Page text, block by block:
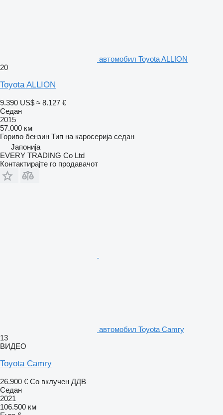
aвтомобил Toyota ALLION
20
Toyota ALLION
9.390 US$ ≈ 8.127 €
Седан
2015
57.000 км
Гориво бензин Тип на каросерија седан
Јапонија
EVERY TRADING Co Ltd
Контактирајте го продавачот
aвтомобил Toyota Camry
13
ВИДЕО
Toyota Camry
26.900 € Со вклучен ДДВ
Седан
2021
106.500 км